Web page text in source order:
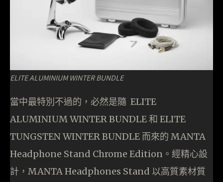
ELITE ALUMINIUM WINTER BUNDLE
當中最特別不過的，必然是隨 ELITE
ALUMINIUM WINTER BUNDLE 和 ELITE
TUNGSTEN WINTER BUNDLE 而來的 MANTA
Headphone Stand Chrome Edition。經精心設
計，MANTA Headphones Stand 以高質素材質